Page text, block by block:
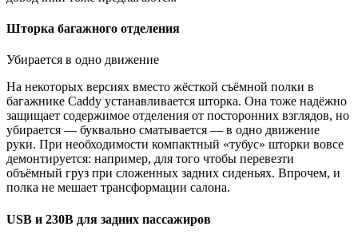
Шторка багажного отделения
Убирается в одно движение
На некоторых версиях вместо жёсткой съёмной полки в
багажнике Caddy устанавливается шторка. Она тоже надёжно
защищает содержимое отделения от посторонних взглядов, но
убирается — буквально сматывается — в одно движение
руки. При необходимости компактный «тубус» шторки вовсе
демонтируется: например, для того чтобы перевезти
объёмный груз при сложенных задних сиденьях. Впрочем, и
полка не мешает трансформации салона.
USB и 230В для задних пассажиров